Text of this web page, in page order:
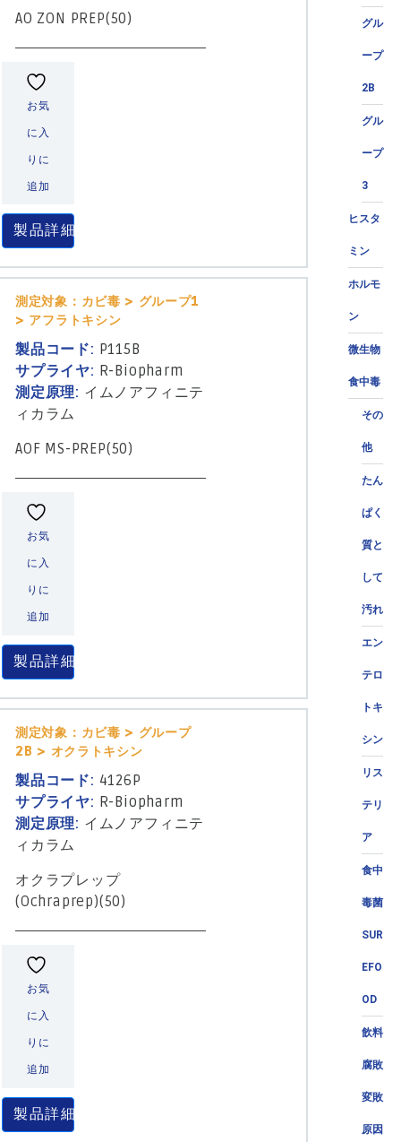
グル
ープ
2B
グル
ープ
3
ヒスタ
ミン
ホルモ
ン
微生物
食中毒
その
他
たん
ぱく
質と
して
汚れ
エン
テロ
トキ
シン
リス
テリ
ア
食中
毒菌
SUR
EFO
OD
飲料
腐敗
変敗
原因
AO ZON PREP(50)
お気
に入
りに
追加
製品詳細
測定対象：カビ毒 > グループ1
> アフラトキシン
製品コード: P115B
サプライヤ: R-Biopharm
測定原理: イムノアフィニテ
ィカラム
AOF MS-PREP(50)
お気
に入
りに
追加
製品詳細
測定対象：カビ毒 > グループ
2B > オクラトキシン
製品コード: 4126P
サプライヤ: R-Biopharm
測定原理: イムノアフィニテ
ィカラム
オクラプレップ
(Ochraprep)(50)
お気
に入
りに
追加
製品詳細